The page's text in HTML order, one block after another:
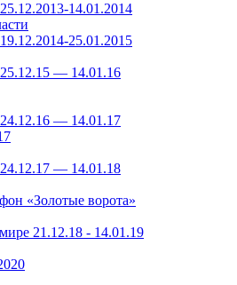
14.01.2014
25.01.2015
25.12.15 — 14.01.16
24.12.16 — 14.01.17
24.12.17 — 14.01.18
«Золотые ворота»
21.12.18 - 14.01.19